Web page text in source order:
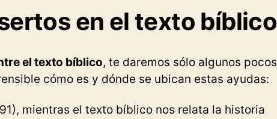
en el texto bíblico
el texto bíblico, te daremos sólo algunos pocos
cómo es y dónde se ubican estas ayudas:
mientras el texto bíblico nos relata la historia